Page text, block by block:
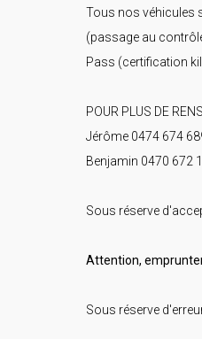
Tous nos véhicules
(passage au
Pass (certification
POUR PLUS DE
Jérôme 0474 674
Benjamin 0470 672
Sous réserve
Attention,
Sous réserve